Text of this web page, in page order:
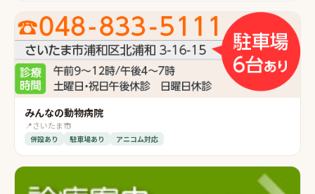
みんなの動物病院
📍さいたま市
併設あり 駐車場あり アニコム対応